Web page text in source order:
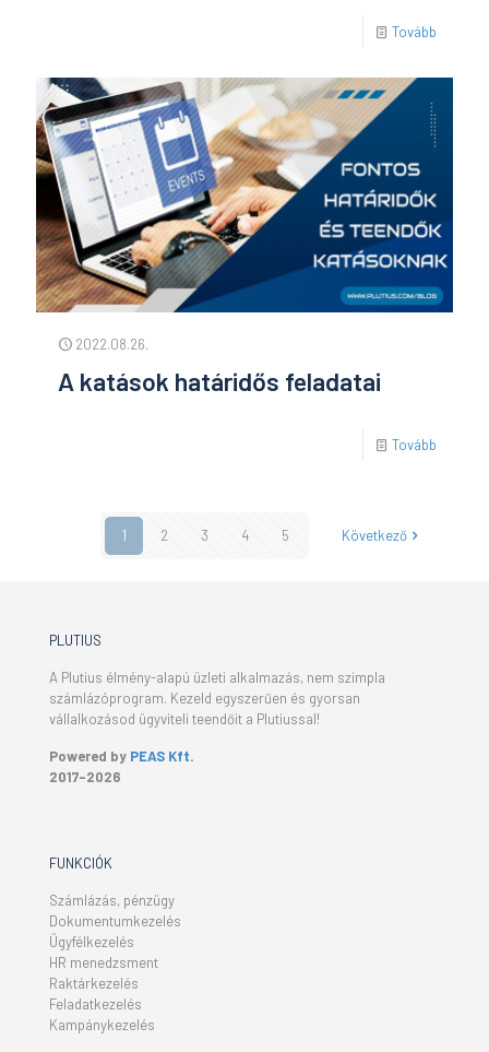
Tovább
2022.08.26.
A katások határidős feladatai
Tovább
1 2 3 4 5 Következő
PLUTIUS
A Plutius élmény-alapú üzleti alkalmazás, nem szimpla
számlázóprogram. Kezeld egyszerűen és gyorsan
vállalkozásod ügyviteli teendőit a Plutiussal!
Powered by PEAS Kft.
2017-2026
FUNKCIÓK
Számlázás, pénzügy
Dokumentumkezelés
Ügyfélkezelés
HR menedzsment
Raktárkezelés
Feladatkezelés
Kampánykezelés